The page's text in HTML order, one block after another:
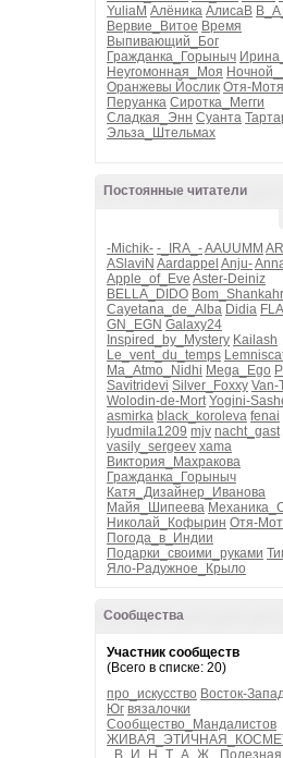
YuliaM Алёника АлисаВ
Вервие_Витое Время
Выпивающий_Бог
Гражданка_Горыныч
Неугомонная_Моя
Оранжевы Йослик Отя-Мотя
Перуанка Сиротка_Мегги
Сладкая_Энн Суанта
Эльза_Штельмах
Постоянные читатели
-Michik- -_IRA_-AAUUMM
ASlaviN Aardappel Anju-
Apple_of_Eve Aster-Deiniz
BELLA_DIDO Bom_Shankahr
Cayetana_de_Alba Didia
GN_EGN Galaxy24
Inspired_by_Mystery Kailash
Le_vent_du_temps
Ma_Atmo_Nidhi Mega_Ego
Savitridevi Silver_Foxxy Van-
Wolodin-de-Mort Yogini-
asmirka black_koroleva fenai
lyudmila1209 mjv nacht_gast
vasily_sergeev xama
Виктория_Махракова
Гражданка_Горыныч
Катя_Дизайнер_Иванова
Майя_Шипеева
Николай_Кофырин Отя-
Погода_в_Индии
Подарки_своими_руками
Яло-Радужное_Крыло
Сообщества
Участник сообществ
(Всего в списке: 20)
про_искусство Восток-
Юг вязалочки
Сообщество_Мандалистов
_В_И_Н_Т_А_Ж_